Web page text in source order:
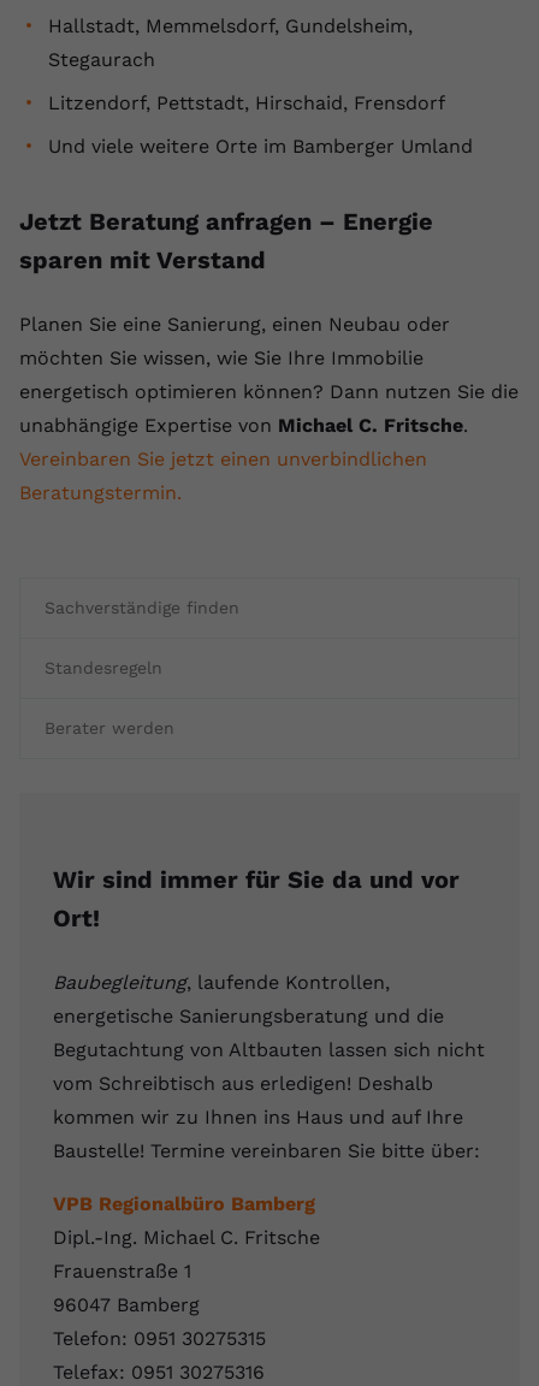
Sachverständige finden
Standesregeln
Berater werden
Wir sind immer für Sie da und vor
Ort!
Baubegleitung, laufende Kontrollen,
energetische Sanierungsberatung und die
Begutachtung von Altbauten lassen sich nicht
vom Schreibtisch aus erledigen! Deshalb
kommen wir zu Ihnen ins Haus und auf Ihre
Baustelle! Termine vereinbaren Sie bitte über:
VPB Regionalbüro Bamberg
Dipl.-Ing. Michael C. Fritsche
Frauenstraße 1
96047 Bamberg
Telefon: 0951 30275315
Telefax: 0951 30275316
Hallstadt, Memmelsdorf, Gundelsheim,
Stegaurach
Litzendorf, Pettstadt, Hirschaid, Frensdorf
Und viele weitere Orte im Bamberger Umland
Jetzt Beratung anfragen – Energie
sparen mit Verstand
Planen Sie eine Sanierung, einen Neubau oder
möchten Sie wissen, wie Sie Ihre Immobilie
energetisch optimieren können? Dann nutzen Sie die
unabhängige Expertise von Michael C. Fritsche.
Vereinbaren Sie jetzt einen unverbindlichen
Beratungstermin.